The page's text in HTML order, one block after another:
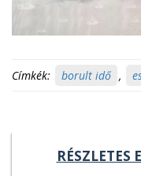
Címkék: borult idő ,
RÉSZLETES